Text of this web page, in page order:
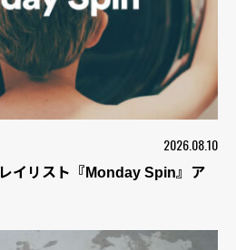
2026.08.10
イリスト『Monday Spin』ア